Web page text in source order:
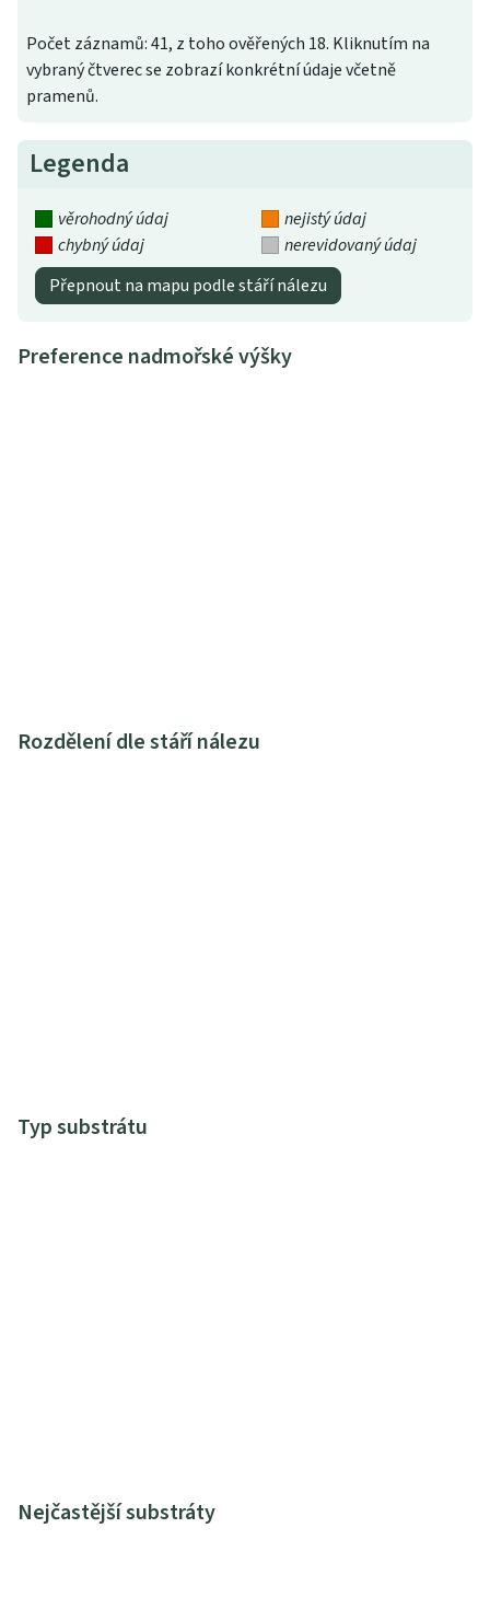
Počet záznamů: 41, z toho ověřených 18. Kliknutím na
vybraný čtverec se zobrazí konkrétní údaje včetně
pramenů.
Legenda
věrohodný údaj
nejistý údaj
chybný údaj
nerevidovaný údaj
Přepnout na mapu podle stáří nálezu
Preference nadmořské výšky
Rozdělení dle stáří nálezu
Typ substrátu
Nejčastější substráty